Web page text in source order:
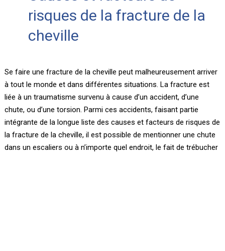
risques de la fracture de la
cheville
Se faire une fracture de la cheville peut malheureusement arriver
à tout le monde et dans différentes situations. La fracture est
liée à un traumatisme survenu à cause d’un accident, d’une
chute, ou d’une torsion. Parmi ces accidents, faisant partie
intégrante de la longue liste des causes et facteurs de risques de
la fracture de la cheville, il est possible de mentionner une chute
dans un escaliers ou à n’importe quel endroit, le fait de trébucher